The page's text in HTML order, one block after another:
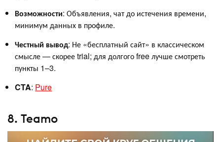
Возможности: Объявления, чат до истечения времени,
минимум данных в профиле.
Честный вывод: Не «бесплатный сайт» в классическом
смысле — скорее trial; для долгого free лучше смотреть
пункты 1–3.
CTA: Pure
8. Teamo